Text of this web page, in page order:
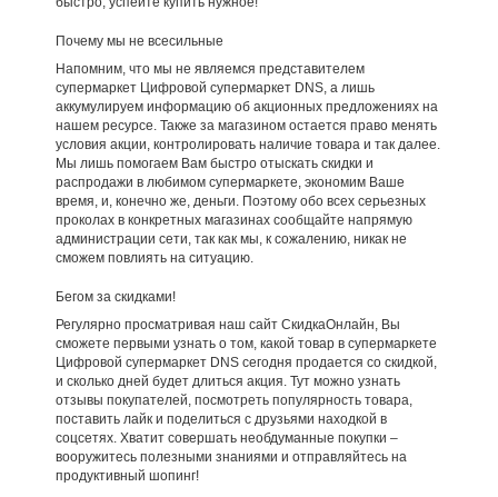
Почему мы не всесильные
Напомним, что мы не являемся представителем
супермаркет Цифровой супермаркет DNS, а лишь
аккумулируем информацию об акционных предложениях на
нашем ресурсе. Также за магазином остается право менять
условия акции, контролировать наличие товара и так далее.
Мы лишь помогаем Вам быстро отыскать скидки и
распродажи в любимом супермаркете, экономим Ваше
время, и, конечно же, деньги. Поэтому обо всех серьезных
проколах в конкретных магазинах сообщайте напрямую
администрации сети, так как мы, к сожалению, никак не
сможем повлиять на ситуацию.
Бегом за скидками!
Регулярно просматривая наш сайт СкидкаОнлайн, Вы
сможете первыми узнать о том, какой товар в супермаркете
Цифровой супермаркет DNS сегодня продается со скидкой,
и сколько дней будет длиться акция. Тут можно узнать
отзывы покупателей, посмотреть популярность товара,
поставить лайк и поделиться с друзьями находкой в
соцсетях. Хватит совершать необдуманные покупки –
вооружитесь полезными знаниями и отправляйтесь на
продуктивный шопинг!